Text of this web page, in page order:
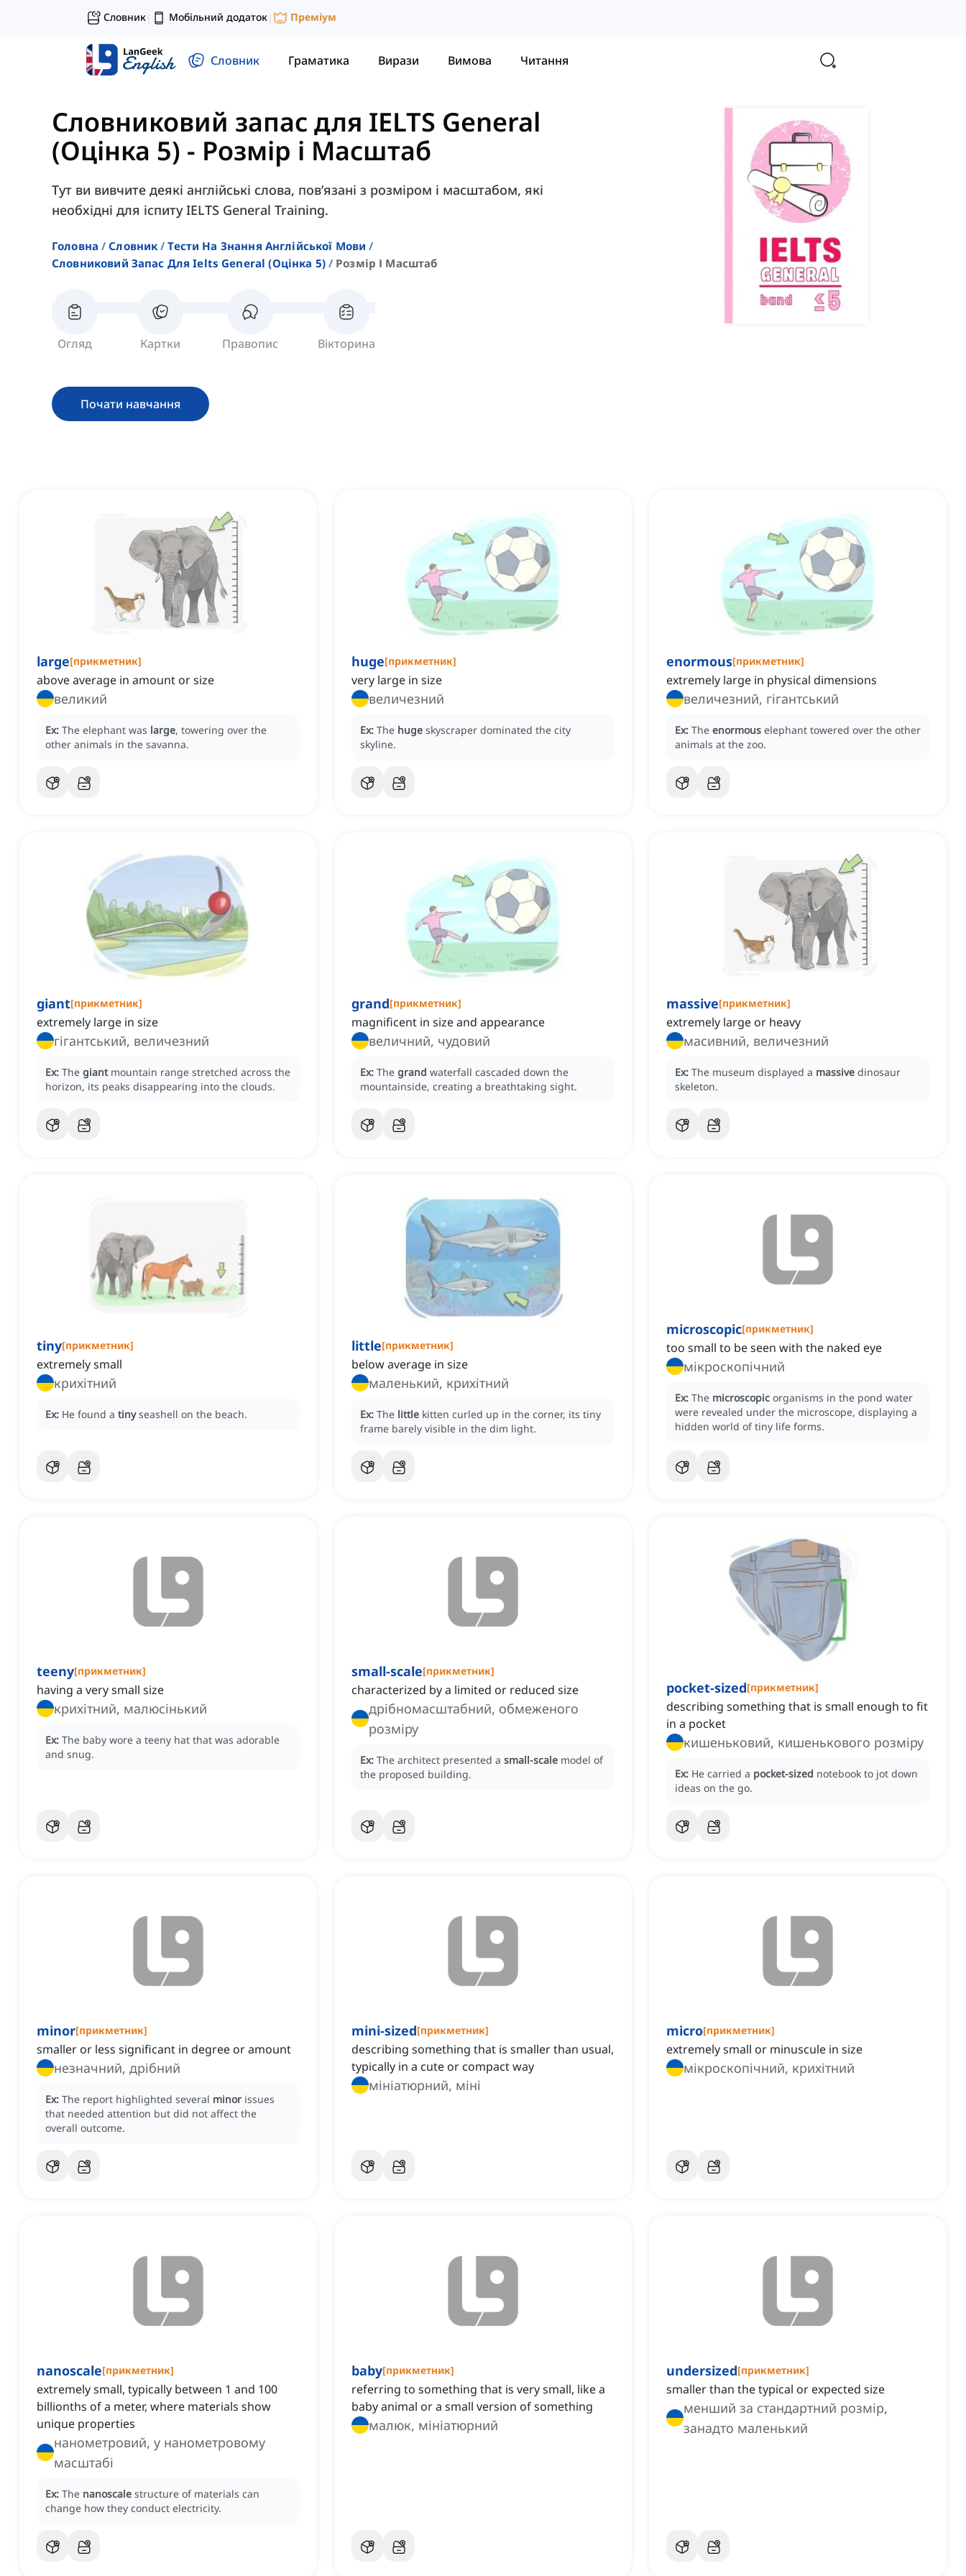
Словник| Мобільний додаток| Преміум
Словник Граматика Вирази Вимова Читання
Словниковий запас для IELTS General
(Оцінка 5) - Розмір і Масштаб
Тут ви вивчите деякі англійські слова, пов’язані з розміром і масштабом, які
необхідні для іспиту IELTS General Training.
Головна Словник
Тести На Знання Англійської Мови
Словниковий Запас Для Ielts General (оцінка 5)
Розмір І Масштаб
Огляд Картки Правопис Вікторина
Почати навчання
large[прикметник]
above average in amount or size
великий
Ex: The elephant was large, towering over the
other animals in the savanna.
huge[прикметник]
very large in size
величезний
Ex: The huge skyscraper dominated the city
skyline.
enormous[прикметник]
extremely large in physical dimensions
величезний, гігантський
Ex: The enormous elephant towered over the other
animals at the zoo.
giant[прикметник]
extremely large in size
гігантський, величезний
Ex: The giant mountain range stretched across the
horizon, its peaks disappearing into the clouds.
grand[прикметник]
magnificent in size and appearance
величний, чудовий
Ex: The grand waterfall cascaded down the
mountainside, creating a breathtaking sight.
massive[прикметник]
extremely large or heavy
масивний, величезний
Ex: The museum displayed a massive dinosaur
skeleton.
tiny[прикметник]
extremely small
крихітний
Ex: He found a tiny seashell on the beach.
little[прикметник]
below average in size
маленький, крихітний
Ex: The little kitten curled up in the corner, its tiny
frame barely visible in the dim light.
microscopic[прикметник]
too small to be seen with the naked eye
мікроскопічний
Ex: The microscopic organisms in the pond water
were revealed under the microscope, displaying a
hidden world of tiny life forms.
teeny[прикметник]
having a very small size
крихітний, малюсінький
Ex: The baby wore a teeny hat that was adorable
and snug.
small-scale[прикметник]
characterized by a limited or reduced size
дрібномасштабний, обмеженого
розміру
Ex: The architect presented a small-scale model of
the proposed building.
pocket-sized[прикметник]
describing something that is small enough to fit
in a pocket
кишеньковий, кишенькового розміру
Ex: He carried a pocket-sized notebook to jot down
ideas on the go.
minor[прикметник]
smaller or less significant in degree or amount
незначний, дрібний
Ex: The report highlighted several minor issues
that needed attention but did not affect the
overall outcome.
mini-sized[прикметник]
describing something that is smaller than usual,
typically in a cute or compact way
мініатюрний, міні
micro[прикметник]
extremely small or minuscule in size
мікроскопічний, крихітний
nanoscale[прикметник]
extremely small, typically between 1 and 100
billionths of a meter, where materials show
unique properties
нанометровий, у нанометровому
масштабі
Ex: The nanoscale structure of materials can
change how they conduct electricity.
baby[прикметник]
referring to something that is very small, like a
baby animal or a small version of something
малюк, мініатюрний
undersized[прикметник]
smaller than the typical or expected size
менший за стандартний розмір,
занадто маленький